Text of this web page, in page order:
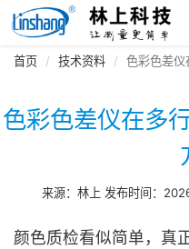
首页 技术资料 色彩色差仪
色彩色差仪在多
来源：林上 发布时间：
颜色质检看似简单，真